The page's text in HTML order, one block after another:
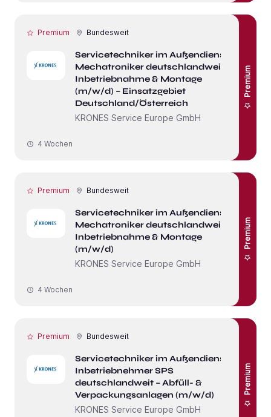
Premium Bundesweit
Servicetechniker im Außendienst /
Mechatroniker deutschlandweit –
Inbetriebnahme & Montage
(m/w/d) – Einsatzgebiet
Deutschland/Österreich
KRONES Service Europe GmbH
Premium
4 Wochen
Premium Bundesweit
Servicetechniker im Außendienst /
Mechatroniker deutschlandweit –
Inbetriebnahme & Montage
(m/w/d)
KRONES Service Europe GmbH
Premium
4 Wochen
Premium Bundesweit
Servicetechniker im Außendienst /
Inbetriebnehmer SPS
deutschlandweit – Abfüll- &
Verpackungsanlagen (m/w/d)
KRONES Service Europe GmbH
Premium